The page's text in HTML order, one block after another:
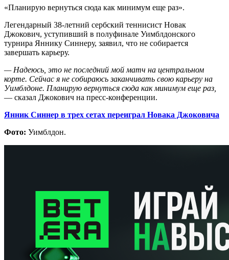
«Планирую вернуться сюда как минимум еще раз».
Легендарный 38-летний сербский теннисист Новак
Джокович, уступивший в полуфинале Уимблдонского
турнира Яннику Синнеру, заявил, что не собирается
завершать карьеру.
— Надеюсь, это не последний мой матч на центральном
корте. Сейчас я не собираюсь заканчивать свою карьеру на
Уимблдоне. Планирую вернуться сюда как минимум еще раз,
— сказал Джокович на пресс-конференции.
Янник Синнер в трех сетах переиграл Новака Джоковича
Фото: Уимблдон.